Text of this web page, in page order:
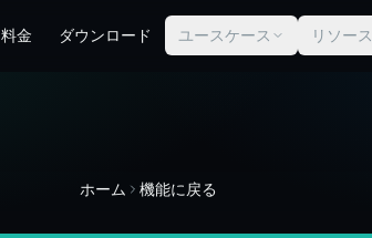
料金 ダウンロード ユースケース リソース
ホーム 機能に戻る